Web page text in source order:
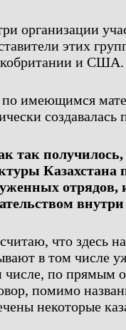
организации
этих
и США.
имеющимся
так получилось,
Казахстана
отрядов,
что здесь
в том числе
числе, по прямым
помимо
некоторые